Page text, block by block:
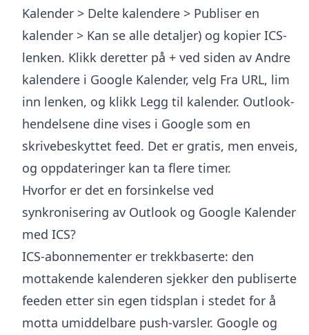
Kalender > Delte kalendere > Publiser en
kalender > Kan se alle detaljer) og kopier ICS-
lenken. Klikk deretter på + ved siden av Andre
kalendere i Google Kalender, velg Fra URL, lim
inn lenken, og klikk Legg til kalender. Outlook-
hendelsene dine vises i Google som en
skrivebeskyttet feed. Det er gratis, men enveis,
og oppdateringer kan ta flere timer.
Hvorfor er det en forsinkelse ved
synkronisering av Outlook og Google Kalender
med ICS?
ICS-abonnementer er trekkbaserte: den
mottakende kalenderen sjekker den publiserte
feeden etter sin egen tidsplan i stedet for å
motta umiddelbare push-varsler. Google og